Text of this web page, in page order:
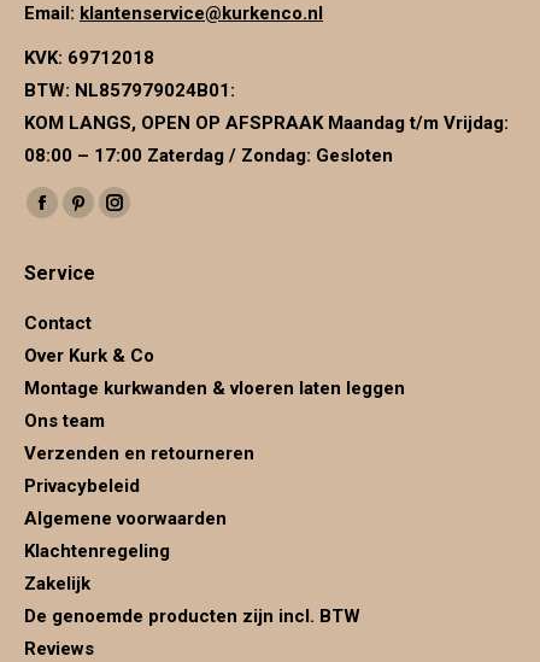
Email: klantenservice@kurkenco.nl
KVK: 69712018
BTW: NL857979024B01 :
KOM LANGS, OPEN OP AFSPRAAK Maandag t/m Vrijdag:
08:00 – 17:00 Zaterdag / Zondag: Gesloten
Vind ons op:
Facebook
opens
Pinterest
opens
Instagram
Service
Contact
Over Kurk & Co
Montage kurkwanden & vloeren laten leggen
Ons team
Verzenden en retourneren
Privacybeleid
Algemene voorwaarden
Klachtenregeling
Zakelijk
De genoemde producten zijn incl. BTW
Reviews